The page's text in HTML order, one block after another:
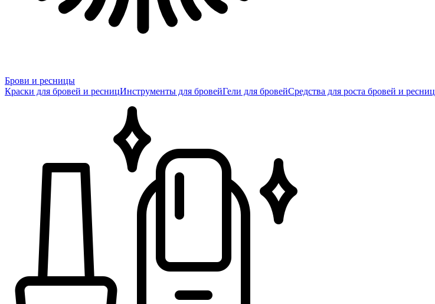
Брови и ресницы
Краски для бровей и ресницИнструменты для бровейГели для бровейСредства для роста бровей и ресниц